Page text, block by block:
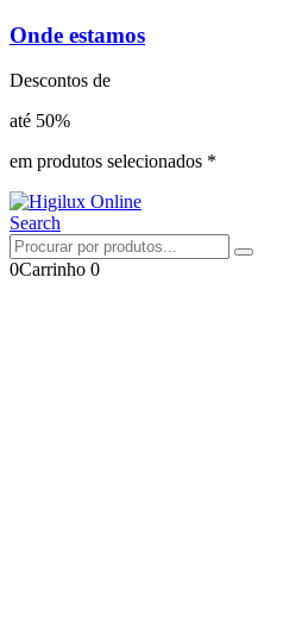
Onde estamos
Descontos de
até 50%
em produtos selecionados *
Search
0Carrinho 0